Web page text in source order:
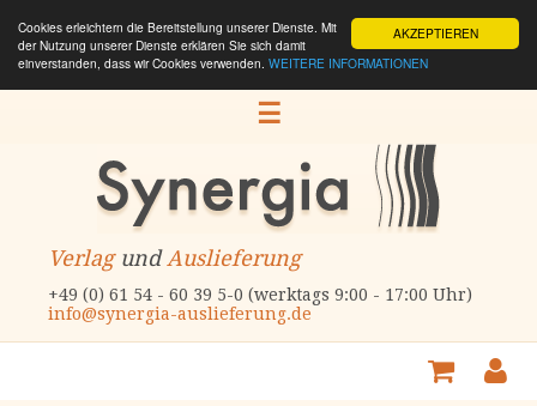
AKZEPTIEREN
Cookies erleichtern die Bereitstellung unserer Dienste. Mit
der Nutzung unserer Dienste erklären Sie sich damit
einverstanden, dass wir Cookies verwenden. WEITERE INFORMATIONEN
☰
VerlagundAuslieferung
+49 (0) 61 54 - 60 39 5-0 (werktags 9:00 - 17:00 Uhr)
info@synergia-auslieferung.de